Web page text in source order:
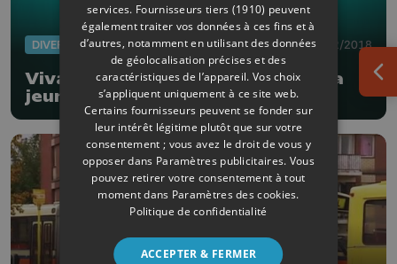
DIVERS 06/02/2018
Viva Las Vegas Pin Up Contest : la
jeune Liégeoise qualifiée !
services. Fournisseurs tiers (1910) peuvent
également traiter vos données à ces fins et à
d’autres, notamment en utilisant des données
de géolocalisation précises et des
caractéristiques de l’appareil. Vos choix
s’appliquent uniquement à ce site web.
Certains fournisseurs peuvent se fonder sur
leur intérêt légitime plutôt que sur votre
consentement ; vous avez le droit de vous y
opposer dans Paramètres publicitaires. Vous
pouvez retirer votre consentement à tout
moment dans Paramètres des cookies.
Politique de confidentialité
ACCEPTER & FERMER